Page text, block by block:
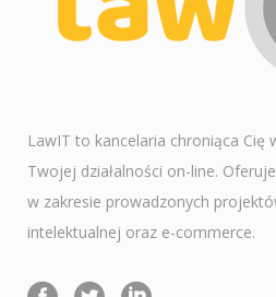
LawIT to kancelaria chroniąca Cię
Twojej działalności on-line.
w zakresie prowadzonych
intelektualnej oraz e-commerce.